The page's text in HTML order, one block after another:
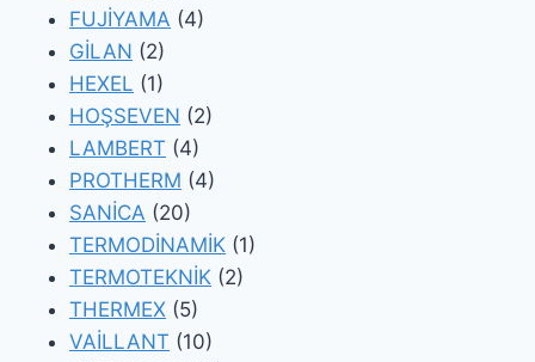
FUJİYAMA (4)
GİLAN (2)
HEXEL (1)
HOŞSEVEN (2)
LAMBERT (4)
PROTHERM (4)
SANİCA (20)
TERMODİNAMİK (1)
TERMOTEKNİK (2)
THERMEX (5)
VAİLLANT (10)